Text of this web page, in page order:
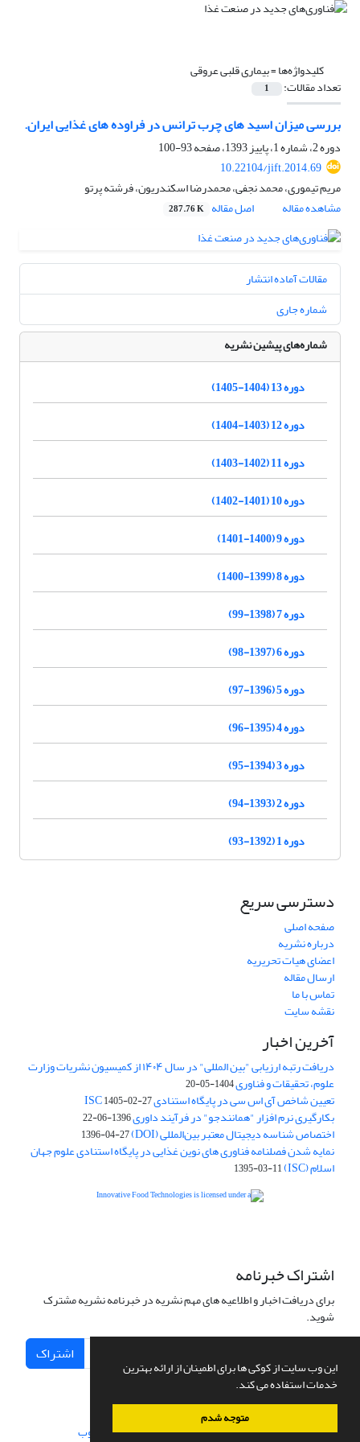
این وب سایت از کوکی ها برای اطمینان از ارائه بهترین
خدمات استفاده می کند.
متوجه شدم
کلیدواژه‌ها =بیماری قلبی عروقی
تعداد مقالات: 1
بررسی میزان اسید های چرب ترانس در فراوده های غذایی ایران.
دوره 2، شماره 1، پاییز 1393، صفحه
93-100
10.22104/jift.2014.69
مریم تیموری، محمد نجفی، محمدرضا اسکندریون، فرشته پرتو
مشاهده مقاله
اصل مقاله 287.76 K
مقالات آماده انتشار
شماره جاری
شماره‌های پیشین نشریه
دوره 13 (1404-1405)
دوره 12 (1403-1404)
دوره 11 (1402-1403)
دوره 10 (1401-1402)
دوره 9 (1400-1401)
دوره 8 (1399-1400)
دوره 7 (1398-99)
دوره 6 (1397-98)
دوره 5 (1396-97)
دوره 4 (1395-96)
دوره 3 (1394-95)
دوره 2 (1393-94)
دوره 1 (1392-93)
دسترسی سریع
صفحه اصلی
درباره نشریه
اعضای هیات تحریریه
ارسال مقاله
تماس با ما
نقشه سایت
آخرین اخبار
دریافت رتبه ارزیابی "بین المللی" در سال ۱۴۰۴ از کمیسیون نشریات وزارت
علوم، تحقیقات و فناوری1404-05-20
تعیین شاخص آی اس سی در پایگاه استنادی ISC1405-02-27
بکارگیری نرم افزار "همانندجو" در فرآیند داوری1396-06-22
اختصاص شناسه دیجیتال معتبر بین‌المللی (DOI) 1396-04-27
نمایه شدن فصلنامه فناوری های نوین غذایی در پایگاه استنادی علوم جهان
اسلام (ISC) 1395-03-11
اشتراک خبرنامه
برای دریافت اخبار و اطلاعیه های مهم نشریه در خبرنامه نشریه مشترک
شوید.
اشتراک
سامانه مدیریت نشریات علمی.طراحی و پیاده سازی از سیناوب